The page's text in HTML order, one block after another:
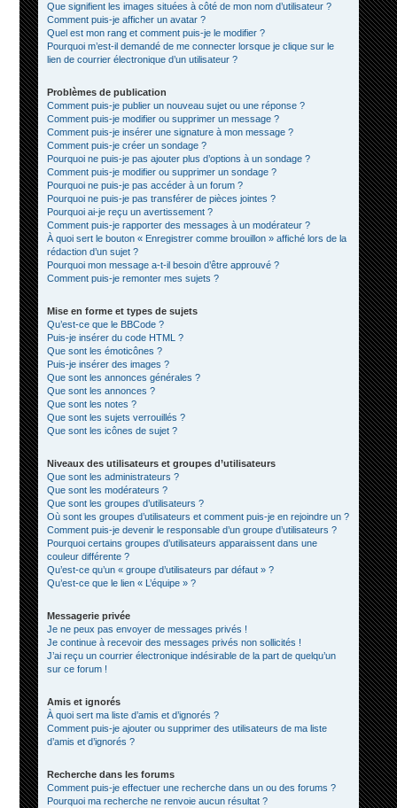
Que signifient les images situées à côté de mon nom d’utilisateur ?
Comment puis-je afficher un avatar ?
Quel est mon rang et comment puis-je le modifier ?
Pourquoi m’est-il demandé de me connecter lorsque je clique sur le
lien de courrier électronique d’un utilisateur ?
Problèmes de publication
Comment puis-je publier un nouveau sujet ou une réponse ?
Comment puis-je modifier ou supprimer un message ?
Comment puis-je insérer une signature à mon message ?
Comment puis-je créer un sondage ?
Pourquoi ne puis-je pas ajouter plus d’options à un sondage ?
Comment puis-je modifier ou supprimer un sondage ?
Pourquoi ne puis-je pas accéder à un forum ?
Pourquoi ne puis-je pas transférer de pièces jointes ?
Pourquoi ai-je reçu un avertissement ?
Comment puis-je rapporter des messages à un modérateur ?
À quoi sert le bouton « Enregistrer comme brouillon » affiché lors de la
rédaction d’un sujet ?
Pourquoi mon message a-t-il besoin d’être approuvé ?
Comment puis-je remonter mes sujets ?
Mise en forme et types de sujets
Qu’est-ce que le BBCode ?
Puis-je insérer du code HTML ?
Que sont les émoticônes ?
Puis-je insérer des images ?
Que sont les annonces générales ?
Que sont les annonces ?
Que sont les notes ?
Que sont les sujets verrouillés ?
Que sont les icônes de sujet ?
Niveaux des utilisateurs et groupes d’utilisateurs
Que sont les administrateurs ?
Que sont les modérateurs ?
Que sont les groupes d’utilisateurs ?
Où sont les groupes d’utilisateurs et comment puis-je en rejoindre un ?
Comment puis-je devenir le responsable d’un groupe d’utilisateurs ?
Pourquoi certains groupes d’utilisateurs apparaissent dans une
couleur différente ?
Qu’est-ce qu’un « groupe d’utilisateurs par défaut » ?
Qu’est-ce que le lien « L’équipe » ?
Messagerie privée
Je ne peux pas envoyer de messages privés !
Je continue à recevoir des messages privés non sollicités !
J’ai reçu un courrier électronique indésirable de la part de quelqu’un
sur ce forum !
Amis et ignorés
À quoi sert ma liste d’amis et d’ignorés ?
Comment puis-je ajouter ou supprimer des utilisateurs de ma liste
d’amis et d’ignorés ?
Recherche dans les forums
Comment puis-je effectuer une recherche dans un ou des forums ?
Pourquoi ma recherche ne renvoie aucun résultat ?